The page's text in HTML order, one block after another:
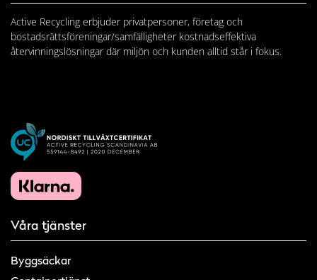
Active Recycling erbjuder privatpersoner, företag och
bostadsrättsföreningar/samfälligheter kostnadseffektiva
återvinningslösningar där miljön och kunden alltid står i fokus.
Våra tjänster
Byggsäckar